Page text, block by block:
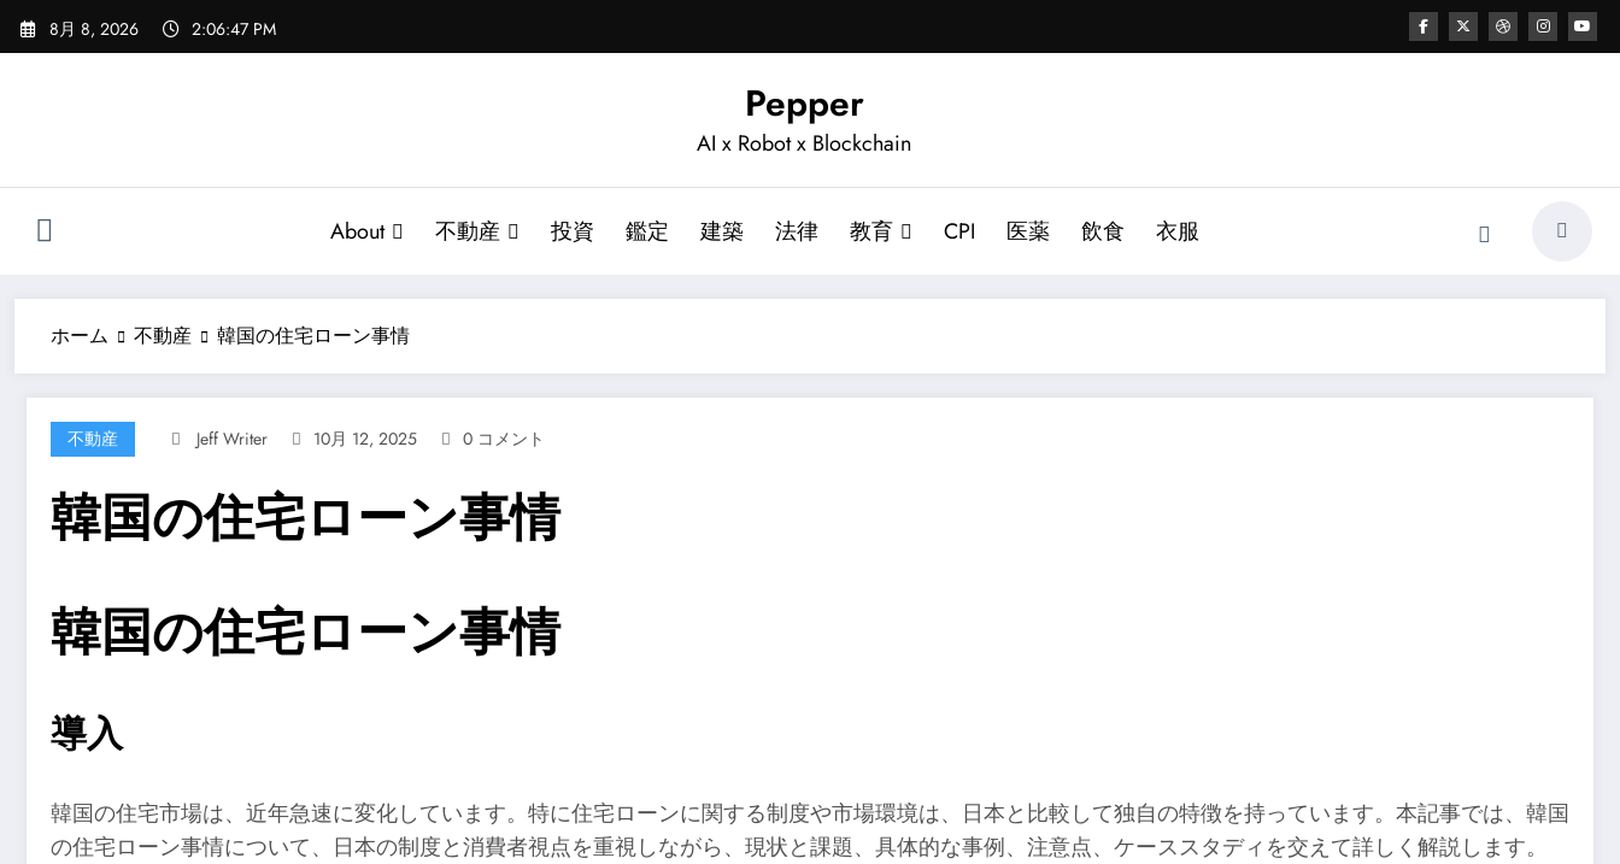
ス
8月 8, 2026 2:06:48 PM
Pepper
AI x Robot x Blockchain
About 不動産 投資 鑑定 建築 法律 教育 CPI 医薬 飲食 衣服
ホーム 不動産 韓国の住宅ローン事情
不動産 Jeff Writer 10月 12, 2025 0 コメント
韓国の住宅ローン事情
韓国の住宅ローン事情
導入
韓国の住宅市場は、近年急速に変化しています。特に住宅ローンに関する制度や市場環境は、日本と比較して独自の特徴を持っています。本記事では、韓国
の住宅ローン事情について、日本の制度と消費者視点を重視しながら、現状と課題、具体的な事例、注意点、ケーススタディを交えて詳しく解説します。